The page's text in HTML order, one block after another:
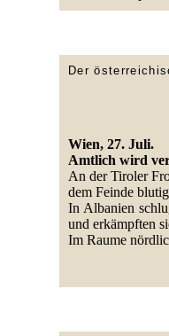
Der
Wien, 27. Juli.
Amtlich wird
An der Tiroler
dem Feinde
In Albanien
und erkämpften
Im Raume